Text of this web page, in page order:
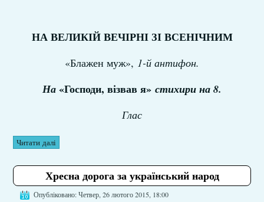
НА ВЕЛИКІЙ ВЕЧІРНІ ЗІ ВСЕНІЧНИМ
«Блажен муж», 1-й антифон.
На «Господи, візвав я» стихири на 8.
Глас
Читати далі
Хресна дорога за український народ
Опубліковано: Четвер, 26 лютого 2015, 18:00